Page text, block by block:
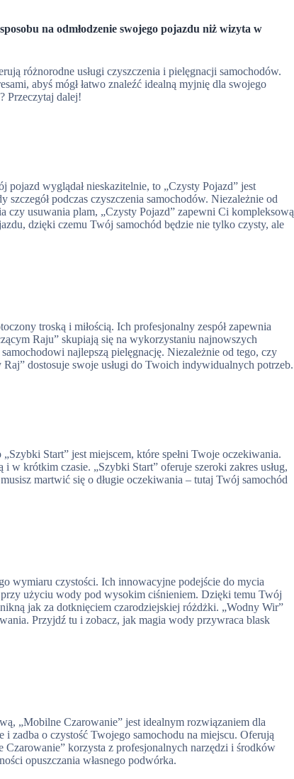
na odmłodzenie swojego pojazdu niż wizyta w
różnorodne usługi czyszczenia i pielęgnacji samochodów.
abyś mógł łatwo znaleźć idealną myjnię dla swojego
Przeczytaj dalej!
wyglądał nieskazitelnie, to „Czysty Pojazd” jest
podczas czyszczenia samochodów. Niezależnie od
czy usuwania plam, „Czysty Pojazd” zapewni Ci kompleksową
dzięki czemu Twój samochód będzie nie tylko czysty, ale
troską i miłością. Ich profesjonalny zespół zapewnia
Raju” skupiają się na wykorzystaniu najnowszych
najlepszą pielęgnację. Niezależnie od tego, czy
dostosuje swoje usługi do Twoich indywidualnych potrzeb.
Start” jest miejscem, które spełni Twoje oczekiwania.
krótkim czasie. „Szybki Start” oferuje szeroki zakres usług,
martwić się o długie oczekiwania – tutaj Twój samochód
wymiaru czystości. Ich innowacyjne podejście do mycia
użyciu wody pod wysokim ciśnieniem. Dzięki temu Twój
jak za dotknięciem czarodziejskiej różdżki. „Wodny Wir”
Przyjdź tu i zobacz, jak magia wody przywraca blask
„Mobilne Czarowanie” jest idealnym rozwiązaniem dla
zadba o czystość Twojego samochodu na miejscu. Oferują
korzysta z profesjonalnych narzędzi i środków
opuszczania własnego podwórka.